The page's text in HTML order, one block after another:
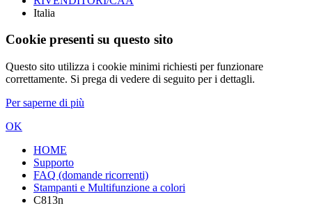
Italia
Cookie presenti su questo sito
Questo sito utilizza i cookie minimi richiesti per funzionare
correttamente. Si prega di vedere di seguito per i dettagli.
Per saperne di più
OK
HOME
Supporto
FAQ (domande ricorrenti)
Stampanti e Multifunzione a colori
C813n